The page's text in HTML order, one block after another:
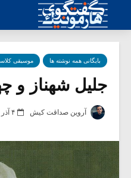
بایگانی همه نوشته ها موسیقی
جلیل شهناز و
آروین صداقت کیش ۴ آذر ۱۳۹۰